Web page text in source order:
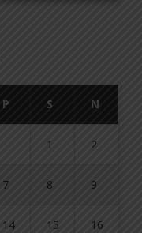
P S N
1 2
7 8 9
14 15 16